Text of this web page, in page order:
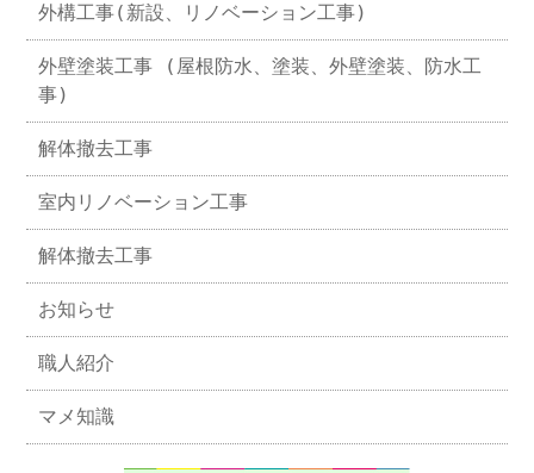
外構工事(新設、リノベーション工事)
外壁塗装工事 (屋根防水、塗装、外壁塗装、防水工
事)
解体撤去工事
室内リノベーション工事
解体撤去工事
お知らせ
職人紹介
マメ知識